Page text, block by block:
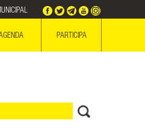
PARTICIPA